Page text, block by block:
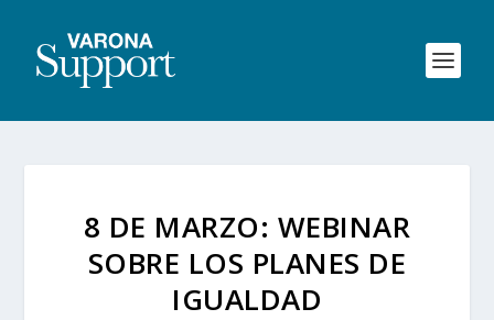
8 DE MARZO: WEBINAR
SOBRE LOS PLANES DE
IGUALDAD